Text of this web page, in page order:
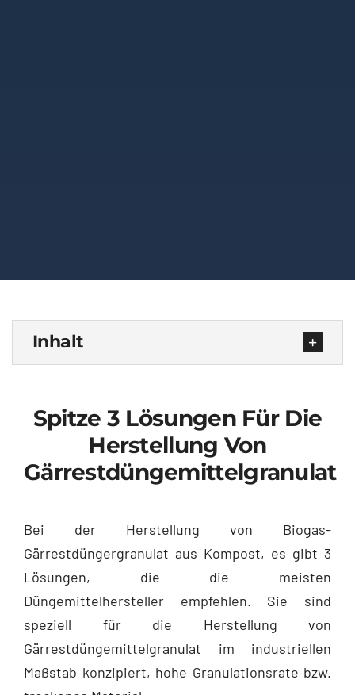
Inhalt
Spitze 3 Lösungen Für Die
Herstellung Von
Gärrestdüngemittelgranulat
Bei der Herstellung von Biogas-
Gärrestdüngergranulat aus Kompost, es gibt 3
Lösungen, die die meisten
Düngemittelhersteller empfehlen. Sie sind
speziell für die Herstellung von
Gärrestdüngemittelgranulat im industriellen
Maßstab konzipiert, hohe Granulationsrate bzw.